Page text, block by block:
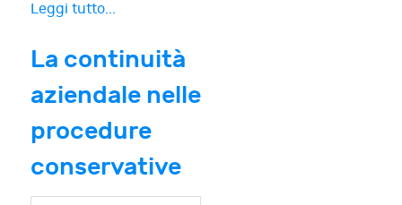
Leggi tutto...
La continuità
aziendale nelle
procedure
conservative